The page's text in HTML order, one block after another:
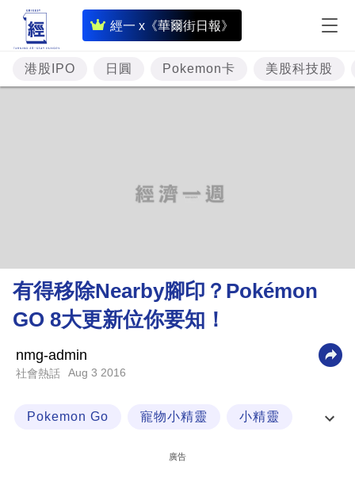
經一 x《華爾街日報》
即
時
財
經
理
財
商
科
港股IPO 日圓 Pokemon卡 美股科技股
有得移除Nearby腳印？Pokémon
GO 8大更新位你要知！
nmg-admin
社會熱話 Aug 3 2016
Pokemon Go 寵物小精靈 小精靈
廣告